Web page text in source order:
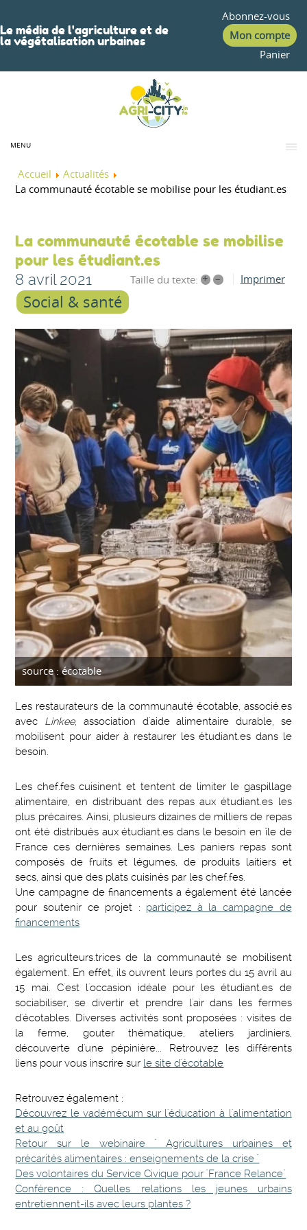
Le média de l'agriculture et de
la végétalisation urbaines
Abonnez-vous
Mon compte
Panier
MENU
Accueil
Actualités
La communauté écotable se mobilise pour les étudiant.es
La communauté écotable se mobilise
pour les étudiant.es
8 avril 2021 Taille du texte: + – Imprimer
Social & santé
source : écotable
Les restaurateurs de la communauté écotable, associé.es
avec Linkee, association d'aide alimentaire durable, se
mobilisent pour aider à restaurer les étudiant.es dans le
besoin.
Les chef.fes cuisinent et tentent de limiter le gaspillage
alimentaire, en distribuant des repas aux étudiant.es les
plus précaires. Ainsi, plusieurs dizaines de milliers de repas
ont été distribués aux étudiant.es dans le besoin en île de
France ces dernières semaines. Les paniers repas sont
composés de fruits et légumes, de produits laitiers et
secs, ainsi que des plats cuisinés par les chef.fes.
Une campagne de financements a également été lancée
pour soutenir ce projet : participez à la campagne de
financements
Les agriculteurs.trices de la communauté se mobilisent
également. En effet, ils ouvrent leurs portes du 15 avril au
15 mai. C'est l'occasion idéale pour les étudiant.es de
sociabiliser, se divertir et prendre l'air dans les fermes
d'écotables. Diverses activités sont proposées : visites de
la ferme, gouter thématique, ateliers jardiniers,
découverte d'une pépinière... Retrouvez les différents
liens pour vous inscrire sur le site d'écotable
Retrouvez également :
Découvrez le vadémécum sur l'éducation à l'alimentation
et au goût
Retour sur le webinaire " Agricultures urbaines et
précarités alimentaires : enseignements de la crise "
Des volontaires du Service Civique pour "France Relance"
Conférence : Quelles relations les jeunes urbains
entretiennent-ils avec leurs plantes ?